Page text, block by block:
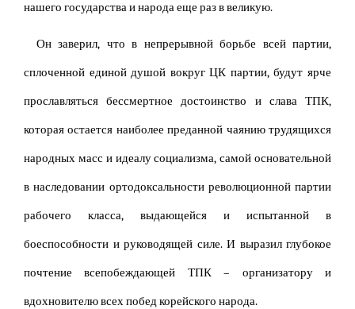
нашего государства и народа еще раз в великую.
Он заверил, что в непрерывной борьбе всей партии,
сплоченной единой душой вокруг ЦК партии, будут ярче
прославляться бессмертное достоинство и слава ТПК,
которая остается наиболее преданной чаянию трудящихся
народных масс и идеалу социализма, самой основательной
в наследовании ортодоксальности революционной партии
рабочего класса, выдающейся и испытанной в
боеспособности и руководящей силе. И выразил глубокое
почтение всепобеждающей ТПК – организатору и
вдохновителю всех побед корейского народа.